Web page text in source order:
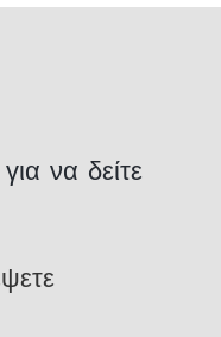
να δείτε